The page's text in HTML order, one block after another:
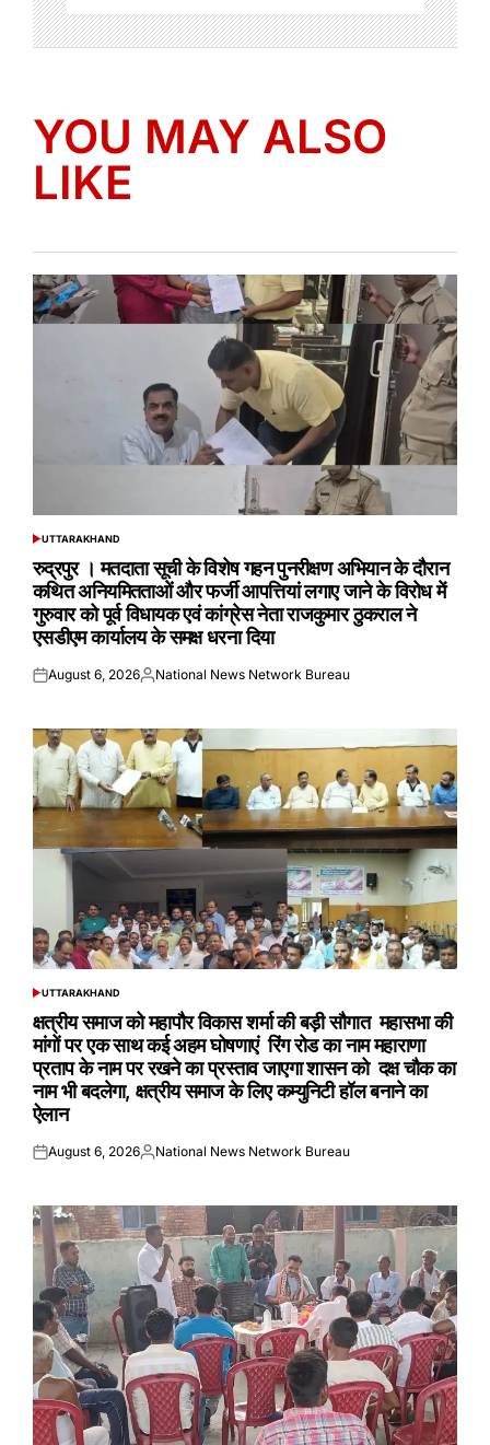
YOU MAY ALSO
LIKE
POSTED
UTTARAKHAND
रुद्रपुर । मतदाता सूची के विशेष गहन पुनरीक्षण अभियान के दौरान
कथित अनियमितताओं और फर्जी आपत्तियां लगाए जाने के विरोध में
गुरुवार को पूर्व विधायक एवं कांग्रेस नेता राजकुमार ठुकराल ने
एसडीएम कार्यालय के समक्ष धरना दिया
Posted
August 6, 2026Posted
National News Network Bureau
POSTED
UTTARAKHAND
क्षत्रीय समाज को महापौर विकास शर्मा की बड़ी सौगात महासभा की
मांगों पर एक साथ कई अहम घोषणाएं रिंग रोड का नाम महाराणा
प्रताप के नाम पर रखने का प्रस्ताव जाएगा शासन को दक्ष चौक का
नाम भी बदलेगा, क्षत्रीय समाज के लिए कम्युनिटी हॉल बनाने का
ऐलान
Posted
August 6, 2026Posted
National News Network Bureau